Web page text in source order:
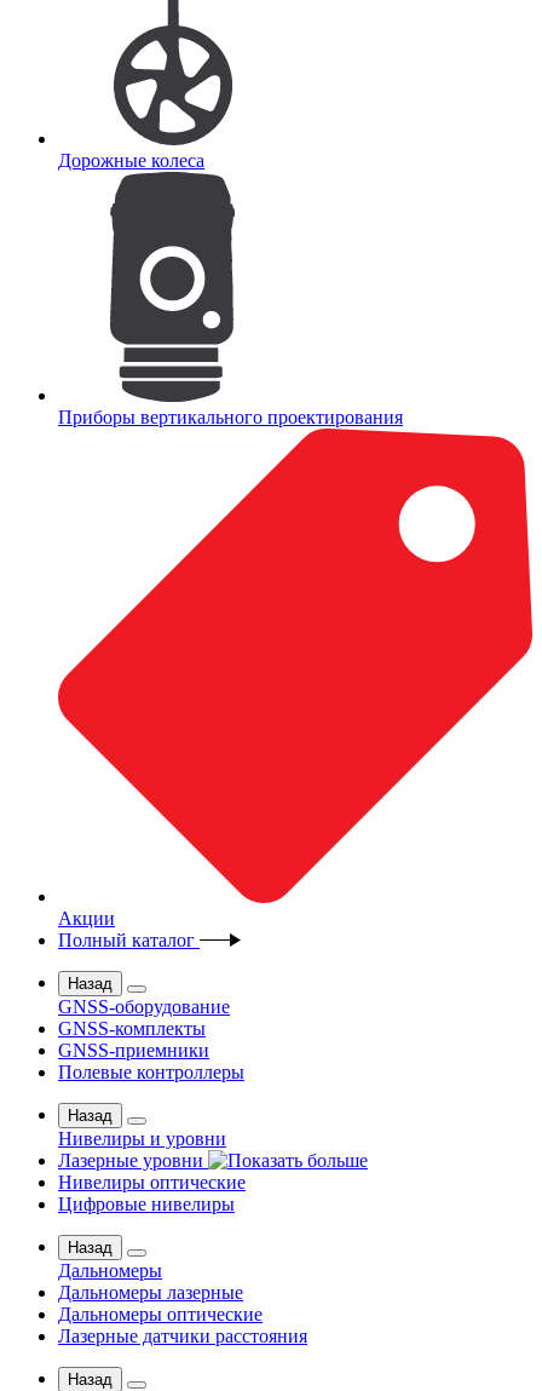
Дорожные колеса
Приборы вертикального проектирования
Акции
Полный каталог
Назад
GNSS-оборудование
GNSS-комплекты
GNSS-приемники
Полевые контроллеры
Назад
Нивелиры и уровни
Лазерные уровни
Нивелиры оптические
Цифровые нивелиры
Назад
Дальномеры
Дальномеры лазерные
Дальномеры оптические
Лазерные датчики расстояния
Назад